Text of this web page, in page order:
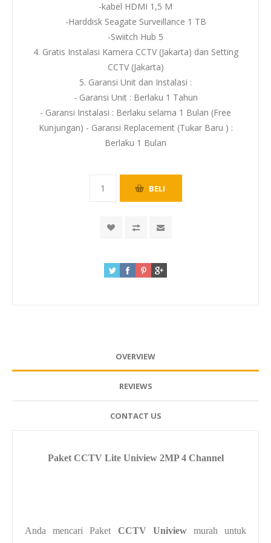
-kabel HDMI 1,5 M
-Harddisk Seagate Surveillance 1 TB
-Swiitch Hub 5
4. Gratis Instalasi Kamera CCTV (Jakarta) dan Setting
CCTV (Jakarta)
5. Garansi Unit dan Instalasi :
- Garansi Unit : Berlaku 1 Tahun
- Garansi Instalasi : Berlaku selama 1 Bulan (Free
Kunjungan) - Garansi Replacement (Tukar Baru ) :
Berlaku 1 Bulan
OVERVIEW
REVIEWS
CONTACT US
Paket CCTV Lite Uniview 2MP 4 Channel
Anda mencari Paket CCTV Univiewmurah untuk